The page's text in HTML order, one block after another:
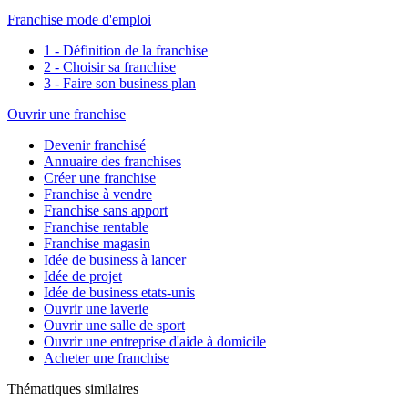
Franchise mode d'emploi
1 - Définition de la franchise
2 - Choisir sa franchise
3 - Faire son business plan
Ouvrir une franchise
Devenir franchisé
Annuaire des franchises
Créer une franchise
Franchise à vendre
Franchise sans apport
Franchise rentable
Franchise magasin
Idée de business à lancer
Idée de projet
Idée de business etats-unis
Ouvrir une laverie
Ouvrir une salle de sport
Ouvrir une entreprise d'aide à domicile
Acheter une franchise
Thématiques similaires